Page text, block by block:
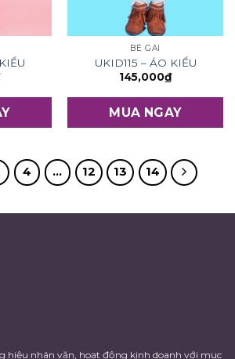
BÉ GÁI
UKID115 – ÁO KIỂU
145,000₫
MUA NGAY
4 … 12 13 14
hiệu nhân văn, hoạt động kinh doanh với mục